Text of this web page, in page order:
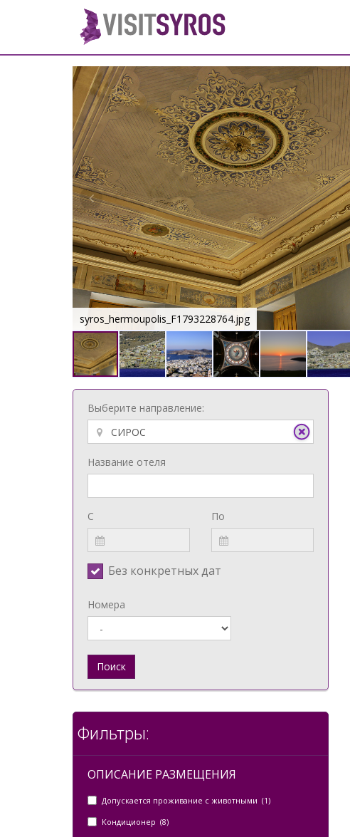
syros_hermoupolis_F1793228764.jpg
Выберите направление:
Название отеля
С По
Без конкретных дат
Номера
Поиск
Фильтры:
ОПИСАНИЕ РАЗМЕЩЕНИЯ
Допускается проживание с животными (1)
Кондиционер (8)